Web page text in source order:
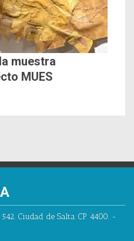
muestra
MUES
Ciudad de Salta CP 4400. -